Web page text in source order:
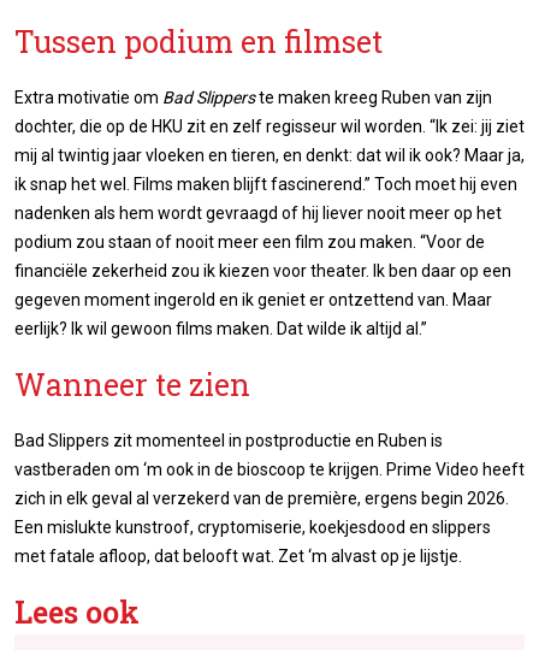
Tussen podium en filmset
Extra motivatie om Bad Slipperste maken kreeg Ruben van zijn
dochter, die op de HKU zit en zelf regisseur wil worden. “Ik zei: jij ziet
mij al twintig jaar vloeken en tieren, en denkt: dat wil ik ook? Maar ja,
ik snap het wel. Films maken blijft fascinerend.” Toch moet hij even
nadenken als hem wordt gevraagd of hij liever nooit meer op het
podium zou staan of nooit meer een film zou maken. “Voor de
financiële zekerheid zou ik kiezen voor theater. Ik ben daar op een
gegeven moment ingerold en ik geniet er ontzettend van. Maar
eerlijk? Ik wil gewoon films maken. Dat wilde ik altijd al.”
Wanneer te zien
Bad Slippers zit momenteel in postproductie en Ruben is
vastberaden om ‘m ook in de bioscoop te krijgen. Prime Video heeft
zich in elk geval al verzekerd van de première, ergens begin 2026.
Een mislukte kunstroof, cryptomiserie, koekjesdood en slippers
met fatale afloop, dat belooft wat. Zet ‘m alvast op je lijstje.
Lees ook